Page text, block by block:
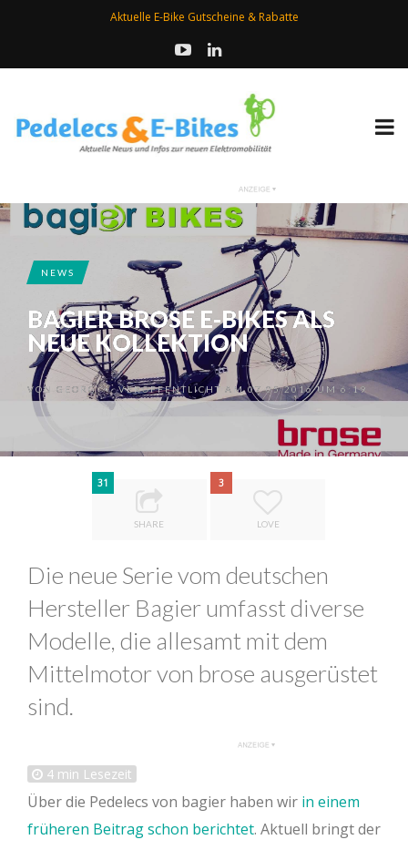
Aktuelle E-Bike Gutscheine & Rabatte
NEWS
BAGIER BROSE E-BIKES ALS
NEUE KOLLEKTION
VON GEORG •VERÖFFENTLICHT AM 07.05.2016 UM 6:19
31
SHARE
3
LOVE
Die neue Serie vom deutschen
Hersteller Bagier umfasst diverse
Modelle, die allesamt mit dem
Mittelmotor von brose ausgerüstet
sind.
4 min Lesezeit
Über die Pedelecs von bagier haben wir in einem
früheren Beitrag schon berichtet. Aktuell bringt der